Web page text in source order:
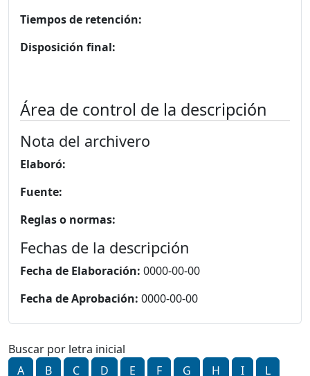
Tiempos de retención:
Disposición final:
Área de control de la descripción
Nota del archivero
Elaboró:
Fuente:
Reglas o normas:
Fechas de la descripción
Fecha de Elaboración: 0000-00-00
Fecha de Aprobación: 0000-00-00
Buscar por letra inicial
A
B C D E F G H I L